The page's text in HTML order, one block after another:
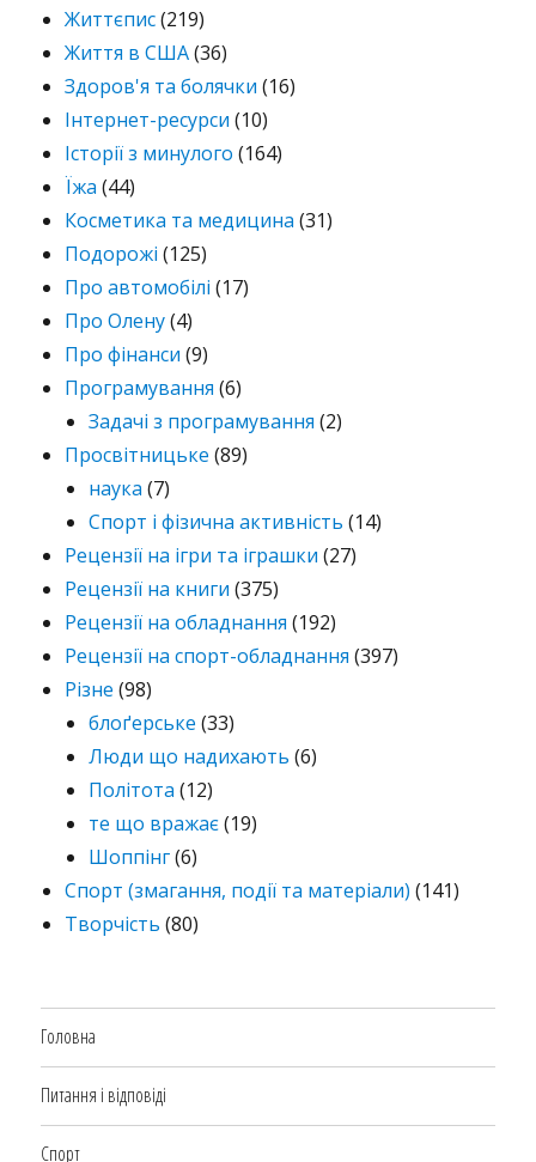
Життєпис(219)
Життя в США(36)
Здоров'я та болячки (16)
Інтернет-ресурси (10)
Історії з минулого (164)
Їжа (44)
Косметика та медицина (31)
Подорожі (125)
Про автомобілі (17)
Про Олену(4)
Про фінанси (9)
Програмування (6)
Задачі з програмування (2)
Просвітницьке (89)
наука (7)
Спорт і фізична активність (14)
Рецензії на ігри та іграшки (27)
Рецензії на книги (375)
Рецензії на обладнання (192)
Рецензії на спорт-обладнання (397)
Різне (98)
блоґерське (33)
Люди що надихають (6)
Політота (12)
те що вражає(19)
Шоппінг(6)
Спорт (змагання, події та матеріали) (141)
Творчість (80)
Головна
Питання і відповіді
Спорт